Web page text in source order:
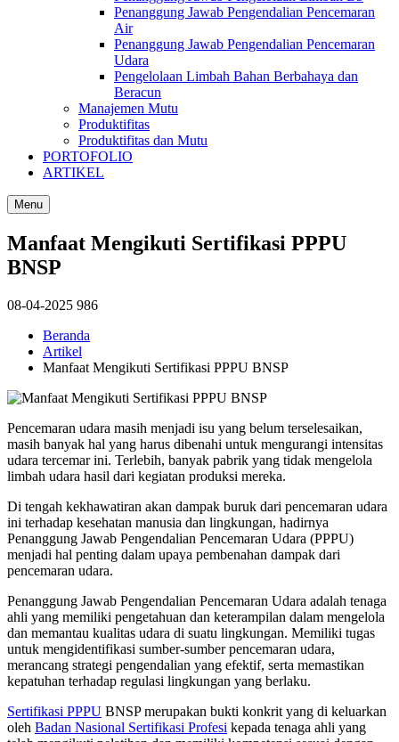
Penanggung Jawab Pengendalian Pencemaran
Air
Penanggung Jawab Pengendalian Pencemaran
Udara
Pengelolaan Limbah Bahan Berbahaya dan
Beracun
Manajemen Mutu
Produktifitas
Produktifitas dan Mutu
PORTOFOLIO
ARTIKEL
Menu
Manfaat Mengikuti Sertifikasi PPPU
BNSP
08-04-2025 986
Beranda
Artikel
Manfaat Mengikuti Sertifikasi PPPU BNSP
Pencemaran udara masih menjadi isu yang belum terselesaikan,
masih banyak hal yang harus dibenahi untuk mengurangi intensitas
udara tercemar ini. Terlebih, banyak pabrik yang tidak mengelola
limbah udara hasil dari kegiatan produksi mereka.
Di tengah kekhawatiran akan dampak buruk dari pencemaran udara
ini terhadap kesehatan manusia dan lingkungan, hadirnya
Penanggung Jawab Pengendalian Pencemaran Udara (PPPU)
menjadi hal penting dalam upaya pembenahan dampak dari
pencemaran udara.
Penanggung Jawab Pengendalian Pencemaran Udara adalah tenaga
ahli yang memiliki pengetahuan dan keterampilan dalam mengelola
dan memantau kualitas udara di suatu lingkungan. Memiliki tugas
untuk mengidentifikasi sumber-sumber pencemaran udara,
merancang strategi pengendalian yang efektif, serta memastikan
kepatuhan terhadap regulasi lingkungan yang berlaku.
Sertifikasi PPPU BNSP merupakan bukti konkrit yang di keluarkan
oleh Badan Nasional Sertifikasi Profesi kepada tenaga ahli yang